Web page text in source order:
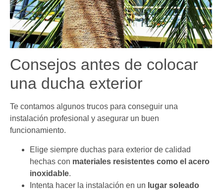
Consejos antes de colocar
una ducha exterior
Te contamos algunos trucos para conseguir una
instalación profesional y asegurar un buen
funcionamiento.
Elige siempre duchas para exterior de calidad
hechas con materiales resistentes como el acero
inoxidable.
Intenta hacer la instalación en un lugar soleado